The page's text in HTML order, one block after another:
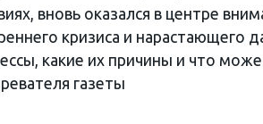
вновь оказался в центре
кризиса и нарастающего
какие их причины и что
газеты